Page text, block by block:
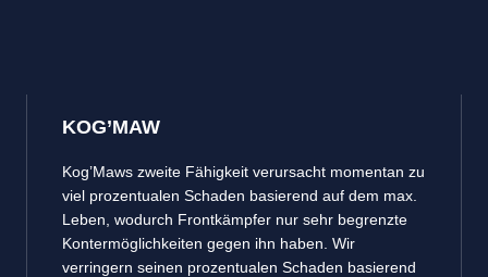
KOG’MAW
Kog’Maws zweite Fähigkeit verursacht momentan zu
viel prozentualen Schaden basierend auf dem max.
Leben, wodurch Frontkämpfer nur sehr begrenzte
Kontermöglichkeiten gegen ihn haben. Wir
verringern seinen prozentualen Schaden basierend